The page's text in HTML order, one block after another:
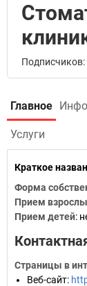
Подписчиков:
Главное
Услуги
Краткое
Форма
Прием
Прием детей:
Страницы в
Веб-сайт: